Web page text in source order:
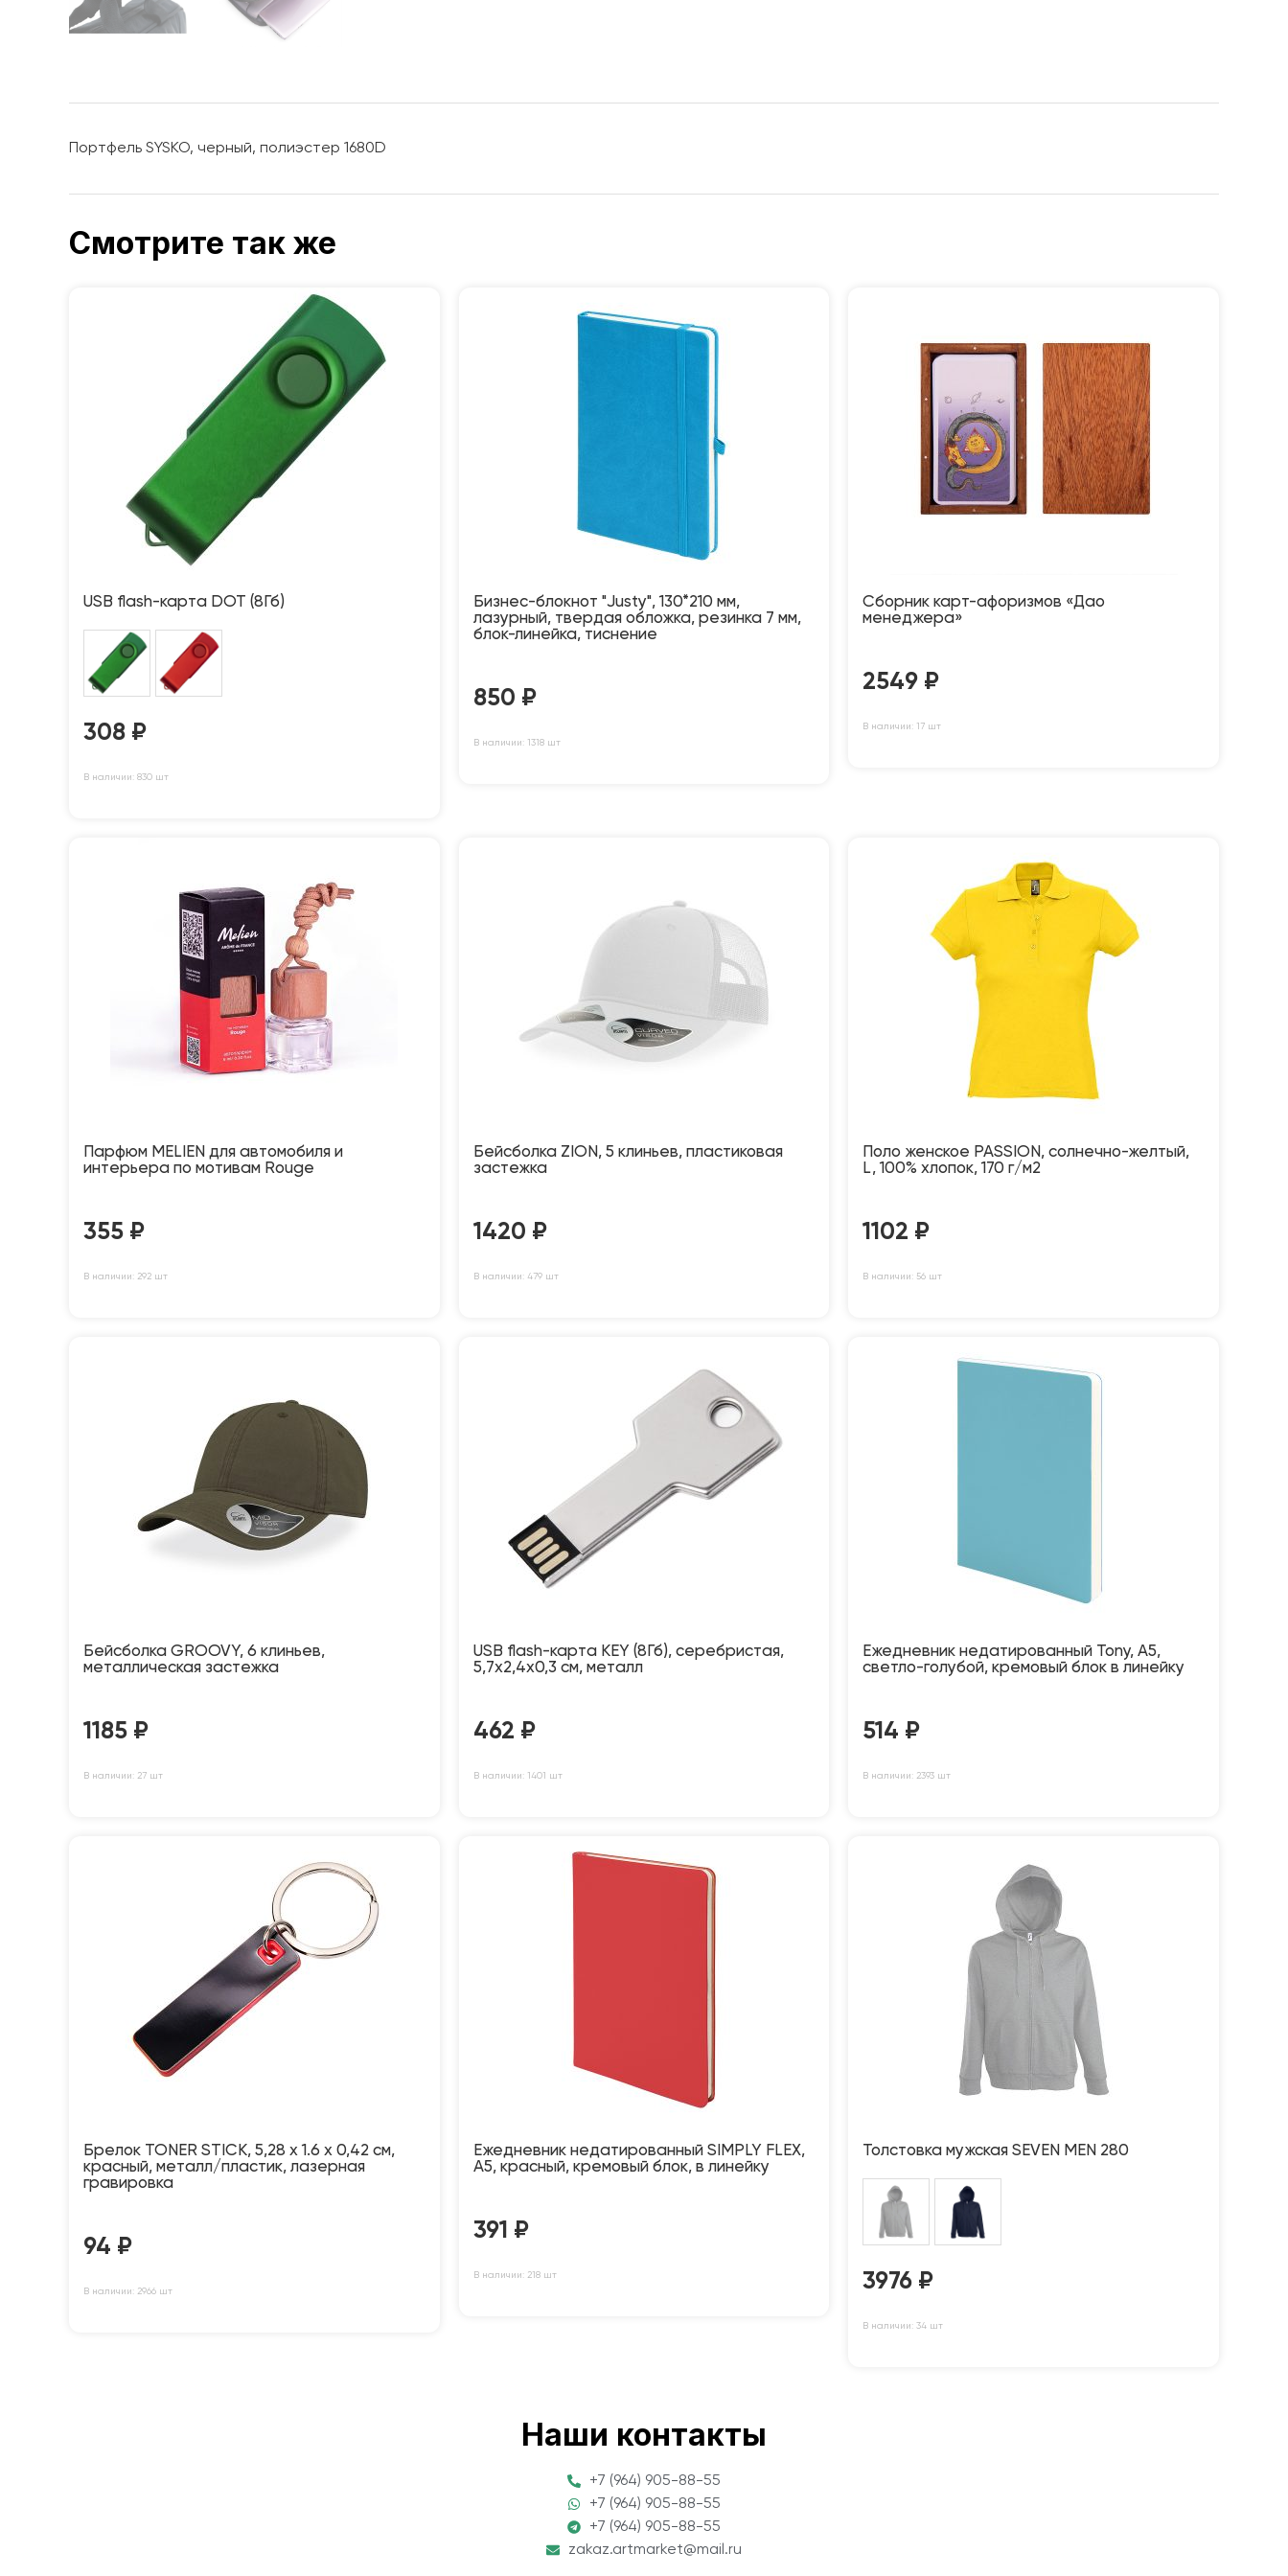
Портфель SYSKO, черный, полиэстер 1680D
Смотрите так же
USB flash-карта DOT (8Гб)
308 ₽
В наличии: 830 шт
Бизнес-блокнот "Justy", 130*210 мм,
лазурный, твердая обложка, резинка 7 мм,
блок-линейка, тиснение
850 ₽
В наличии: 1318 шт
Сборник карт-афоризмов «Дао
менеджера»
2549 ₽
В наличии: 17 шт
Парфюм MELIEN для автомобиля и
интерьера по мотивам Rouge
355 ₽
В наличии: 292 шт
Бейсболка ZION, 5 клиньев, пластиковая
застежка
1420 ₽
В наличии: 479 шт
Поло женское PASSION, солнечно-желтый,
L, 100% хлопок, 170 г/м2
1102 ₽
В наличии: 56 шт
Бейсболка GROOVY, 6 клиньев,
металлическая застежка
1185 ₽
В наличии: 27 шт
USB flash-карта KEY (8Гб), серебристая,
5,7х2,4х0,3 см, металл
462 ₽
В наличии: 1401 шт
Ежедневник недатированный Tony, А5,
светло-голубой, кремовый блок в линейку
514 ₽
В наличии: 2393 шт
Брелок TONER STICK, 5,28 x 1.6 x 0,42 см,
красный, металл/пластик, лазерная
гравировка
94 ₽
В наличии: 2966 шт
Ежедневник недатированный SIMPLY FLEX,
А5, красный, кремовый блок, в линейку
391 ₽
В наличии: 218 шт
Толстовка мужская SEVEN MEN 280
3976 ₽
В наличии: 34 шт
Наши контакты
+7 (964) 905-88-55
+7 (964) 905-88-55
+7 (964) 905-88-55
zakaz.artmarket@mail.ru